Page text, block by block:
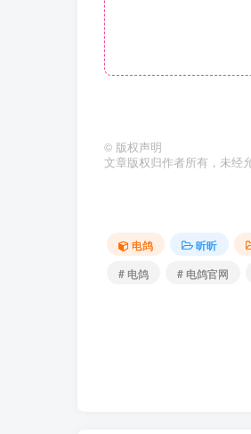
© 版权声明
文章版权归作者所有，未经
电鸽 昕昕
# 电鸽
# 电鸽官网